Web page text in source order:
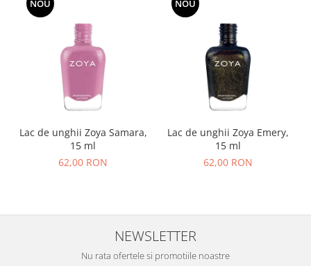
NOU
Lac de unghii Zoya Samara,
15 ml
62,00 RON
NOU
Lac de unghii Zoya Emery,
15 ml
62,00 RON
NEWSLETTER
Nu rata ofertele si promotiile noastre